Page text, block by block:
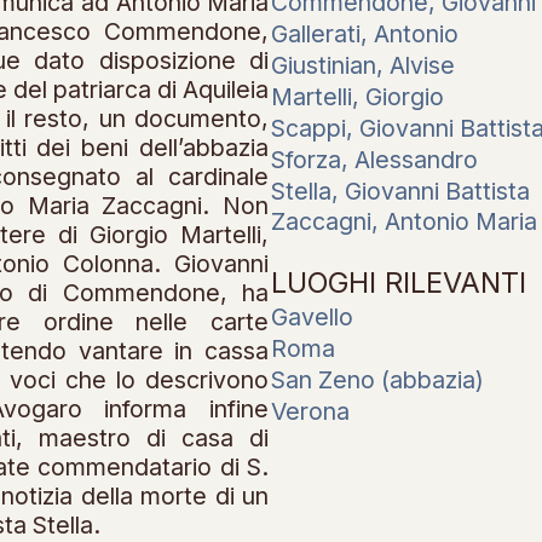
Commendone,
dato disposizione di
del patriarca di Aquileia
resto, un documento,
dei beni dell’abbazia
al cardinale
Maria Zaccagni. Non
di Giorgio Martelli,
Colonna. Giovanni
di Commendone, ha
ordine nelle carte
vantare in cassa
voci che lo descrivono
informa infine
maestro di casa di
commendatario di S.
della morte di un
Stella.
Gallerati, Antonio
Giustinian, Alvise
Martelli, Giorgio
Scappi, Giovanni Battista
Sforza, Alessandro
Stella, Giovanni Battista
Zaccagni, Antonio Maria
LUOGHI RILEVANTI
Gavello
Roma
San Zeno (abbazia)
Verona